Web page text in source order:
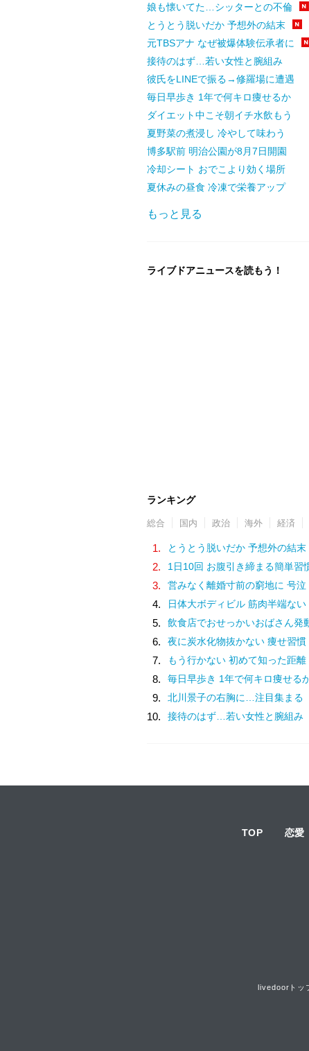
娘も懐いてた…シッターとの不倫
とうとう脱いだか 予想外の結末
元TBSアナ なぜ被爆体験伝承者に
接待のはず…若い女性と腕組み
彼氏をLINEで振る→修羅場に遭遇
毎日早歩き 1年で何キロ痩せるか
ダイエット中こそ朝イチ水飲もう
夏野菜の煮浸し 冷やして味わう
博多駅前 明治公園が8月7日開園
冷却シート おでこより効く場所
夏休みの昼食 冷凍で栄養アップ
もっと見る
ライブドアニュースを読もう！
ランキング
総合 国内 政治 海外 経済
1. とうとう脱いだか 予想外の結末
2. 1日10回 お腹引き締まる簡単習
3. 営みなく離婚寸前の窮地に 号泣
4. 日体大ボディビル 筋肉半端ない
5. 飲食店でおせっかいおばさん発
6. 夜に炭水化物抜かない 痩せ習慣
7. もう行かない 初めて知った距離
8. 毎日早歩き 1年で何キロ痩せる
9. 北川景子の右胸に…注目集まる
10. 接待のはず…若い女性と腕組み
TOP 恋愛
livedoorトッ